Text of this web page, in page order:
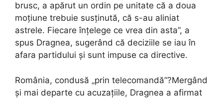
brusc, a apărut un ordin pe unitate că a doua
moțiune trebuie susținută, că s-au aliniat
astrele. Fiecare înțelege ce vrea din asta”, a
spus Dragnea, sugerând că deciziile se iau în
afara partidului și sunt impuse ca directive.
România, condusă „prin telecomandă”?Mergând
și mai departe cu acuzațiile, Dragnea a afirmat